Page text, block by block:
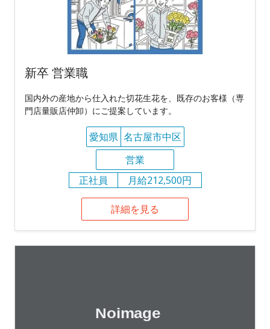
新卒 営業職
国内外の産地から仕入れた切花生花を、既存のお客様（専
門店量販店仲卸）にご提案しています。
愛知県 名古屋市中区
営業
正社員
月給212,500円
詳細を見る